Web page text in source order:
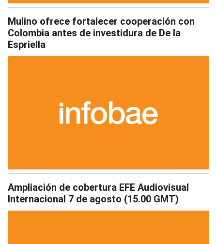
Mulino ofrece fortalecer cooperación con
Colombia antes de investidura de De la
Espriella
Ampliación de cobertura EFE Audiovisual
Internacional 7 de agosto (15.00 GMT)